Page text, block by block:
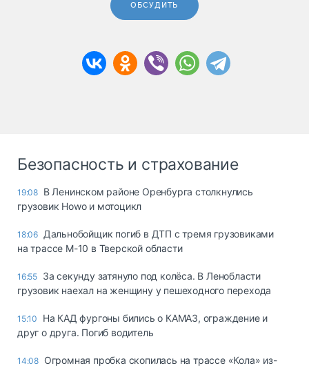
ОБСУДИТЬ
Безопасность и страхование
19:08 В Ленинском районе Оренбурга столкнулись
грузовик Howo и мотоцикл
18:06 Дальнобойщик погиб в ДТП с тремя грузовиками
на трассе М-10 в Тверской области
16:55 За секунду затянуло под колёса. В Ленобласти
грузовик наехал на женщину у пешеходного перехода
15:10
На КАД фургоны бились о КАМАЗ, ограждение и
друг о друга. Погиб водитель
14:08 Огромная пробка скопилась на трассе «Кола» из-